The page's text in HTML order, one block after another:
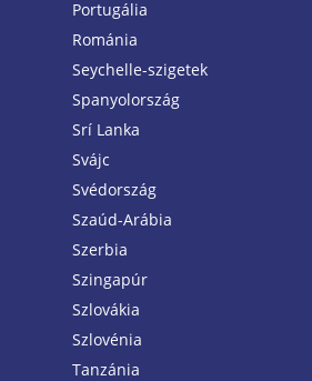
Portugália
Románia
Seychelle-szigetek
Spanyolország
Srí Lanka
Svájc
Svédország
Szaúd-Arábia
Szerbia
Szingapúr
Szlovákia
Szlovénia
Tanzánia